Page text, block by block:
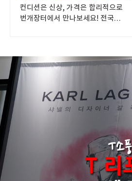
브랜드 중고거래
컨디션은 신상, 가격은 합리적으로
번개장터에서 만나보세요! 전국